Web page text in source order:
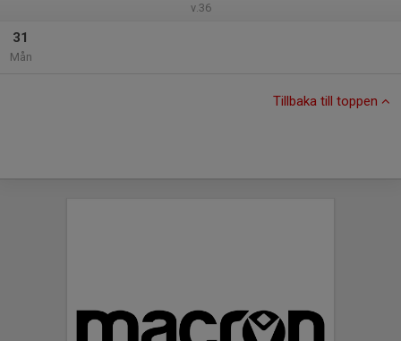
v.36
31
Mån
Tillbaka till toppen